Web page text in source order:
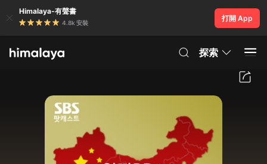
Himalaya-有聲書
4.8k 安裝
打開 App
探索